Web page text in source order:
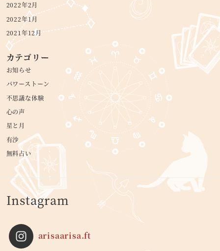
2022年2月
2022年1月
2021年12月
カテゴリー
お知らせ
パワーストーン
不思議な体験
心の声
星と月
有沙
無料占い
Instagram
arisaarisa.ft